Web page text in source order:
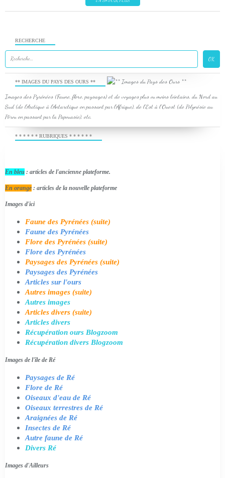
RECHERCHE
** IMAGES DU PAYS DES OURS **
Images des Pyrénées (Faune, flore, paysages) et de voyages plus ou moins lointains, du Nord au
Sud (de l'Arctique à l'Antarctique en passant par l'Afrique), de l'Est à l'Ouest (de Polynésie au
Pérou en passant par la Papouasie), etc.
* * * * * * RUBRIQUES * * * * * *
En bleu : articles de l'ancienne plateforme.
En orange : articles de la nouvelle plateforme
Images d'ici
Faune des Pyrénées (suite)
Faune des Pyrénées
Flore des Pyrénées (suite)
Flore des Pyrénées
Paysages des Pyrénées (suite)
Paysages des Pyrénées
Articles sur l'ours
Autres images (suite)
Autres images
Articles divers (suite)
Articles divers
Récupération ours Blogzoom
Récupération divers Blogzoom
Images de l'île de Ré
Paysages de Ré
Flore de Ré
Oiseaux d'eau de Ré
Oiseaux terrestres de Ré
Araignées de Ré
Insectes de Ré
Autre faune de Ré
Divers Ré
Images d'Ailleurs